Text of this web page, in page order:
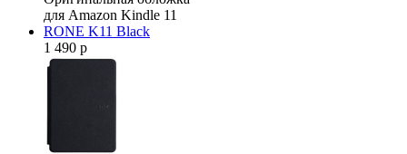
для Amazon Kindle 11
RONE K11 Black
1 490 р